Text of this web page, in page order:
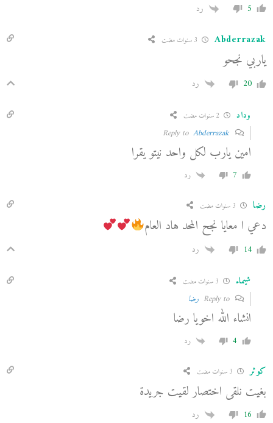
5 رد
Abderrazak
ياربي نجحو
20 رد
وداد
Reply to
Abderrazak
امين يارب لكل واحد نيتو يقرا
7 رد
رضا
دعي ا معايا نجح المحد هاد العام
14 رد
شيماء
Reply to رضا
انشاء الله اخويا رضا
4 رد
كوثر
بغيت نلقى اختصار لقيت جريدة
16 رد